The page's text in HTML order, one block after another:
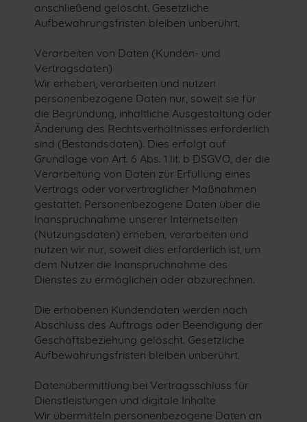
anschließend gelöscht. Gesetzliche
Aufbewahrungsfristen bleiben unberührt.
Verarbeiten von Daten (Kunden- und
Vertragsdaten)
Wir erheben, verarbeiten und nutzen
personenbezogene Daten nur, soweit sie für
die Begründung, inhaltliche Ausgestaltung oder
Änderung des Rechtsverhältnisses erforderlich
sind (Bestandsdaten). Dies erfolgt auf
Grundlage von Art. 6 Abs. 1 lit. b DSGVO, der die
Verarbeitung von Daten zur Erfüllung eines
Vertrags oder vorvertraglicher Maßnahmen
gestattet. Personenbezogene Daten über die
Inanspruchnahme unserer Internetseiten
(Nutzungsdaten) erheben, verarbeiten und
nutzen wir nur, soweit dies erforderlich ist, um
dem Nutzer die Inanspruchnahme des
Dienstes zu ermöglichen oder abzurechnen.
Die erhobenen Kundendaten werden nach
Abschluss des Auftrags oder Beendigung der
Geschäftsbeziehung gelöscht. Gesetzliche
Aufbewahrungsfristen bleiben unberührt.
Datenübermittlung bei Vertragsschluss für
Dienstleistungen und digitale Inhalte
Wir übermitteln personenbezogene Daten an